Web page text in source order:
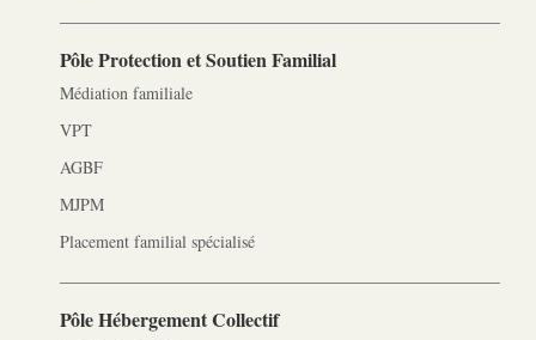
Pôle Protection et Soutien Familial
Médiation familiale
VPT
AGBF
MJPM
Placement familial spécialisé
Pôle Hébergement Collectif